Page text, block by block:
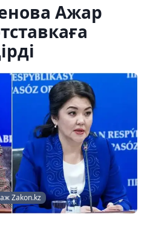
Ажар
Zakon.kz